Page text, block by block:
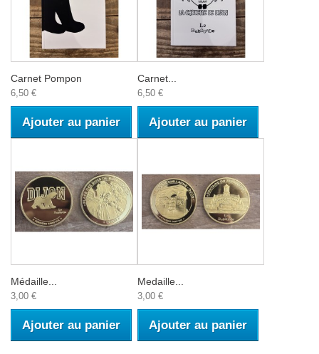
Carnet Pompon
6,50 €
Ajouter au panier
Carnet...
6,50 €
Ajouter au panier
Médaille...
3,00 €
Ajouter au panier
Medaille...
3,00 €
Ajouter au panier